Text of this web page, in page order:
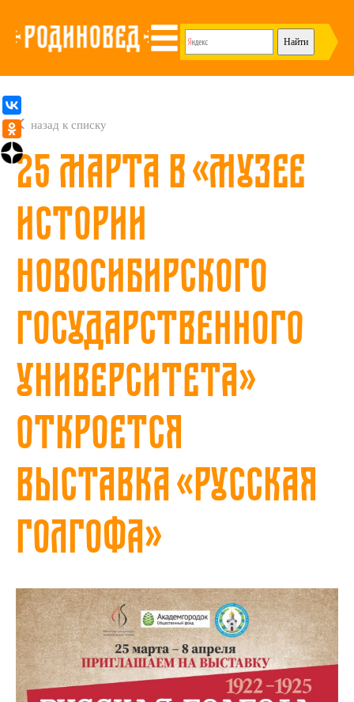
назад к списку
25 марта в «Музее
истории
Новосибирского
Государственного
Университета»
откроется
выставка «Русская
Голгофа»